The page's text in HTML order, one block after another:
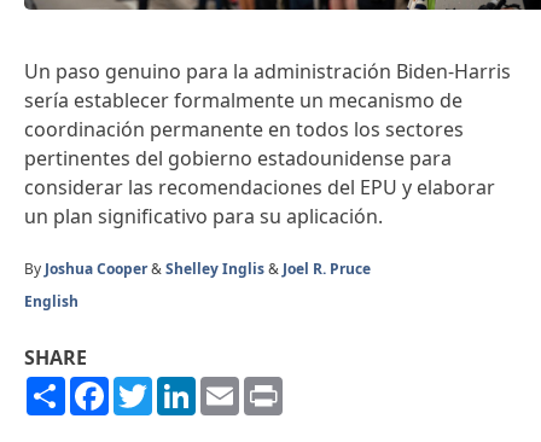
Un paso genuino para la administración Biden-Harris
sería establecer formalmente un mecanismo de
coordinación permanente en todos los sectores
pertinentes del gobierno estadounidense para
considerar las recomendaciones del EPU y elaborar
un plan significativo para su aplicación.
By Joshua Cooper&Shelley Inglis& Joel R. Pruce
English
SHARE
ShareFacebook
TwitterLinkedIn
Email